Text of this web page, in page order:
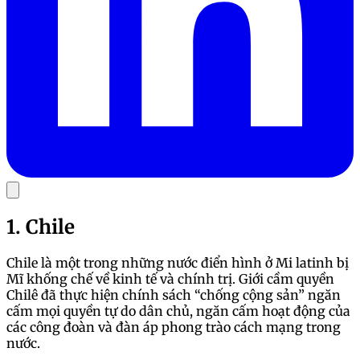
1. Chile
Chile là một trong những nước điển hình ở Mi latinh bị
Mĩ khống chế về kinh tế và chính trị. Giới cầm quyền
Chilê đã thực hiện chính sách “chống cộng sản” ngăn
cấm mọi quyền tự do dân chủ, ngăn cấm hoạt động của
các công đoàn và đàn áp phong trào cách mạng trong
nước.